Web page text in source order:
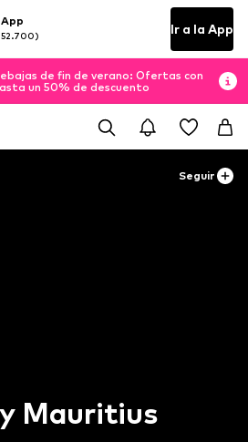
Ir a la App
de fin de verano: Ofertas con
un 50% de descuento
Seguir
Mauritius